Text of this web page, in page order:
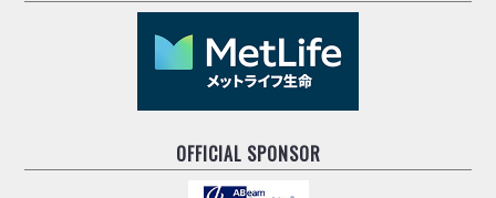
OFFICIAL SPONSOR